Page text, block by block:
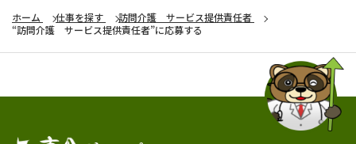
ホーム 仕事を探す
訪問介護 サービス提供責任者
“訪問介護 サービス提供責任者”に応募する